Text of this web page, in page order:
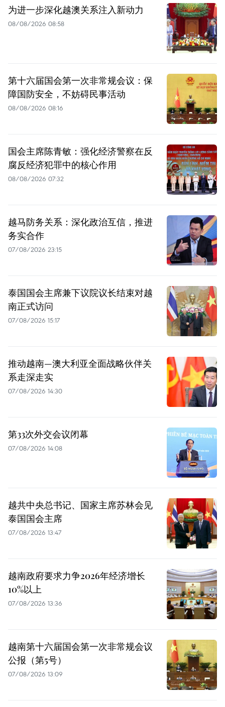
为进一步深化越澳关系注入新动力
08/08/2026 08:58
第十六届国会第一次非常规会议：保
障国防安全，不妨碍民事活动
08/08/2026 08:16
国会主席陈青敏：强化经济警察在反
腐反经济犯罪中的核心作用
08/08/2026 07:32
越马防务关系：深化政治互信，推进
务实合作
07/08/2026 23:15
泰国国会主席兼下议院议长结束对越
南正式访问
07/08/2026 15:17
推动越南—澳大利亚全面战略伙伴关
系走深走实
07/08/2026 14:30
第33次外交会议闭幕
07/08/2026 14:08
越共中央总书记、国家主席苏林会见
泰国国会主席
07/08/2026 13:47
越南政府要求力争2026年经济增长
10%以上
07/08/2026 13:36
越南第十六届国会第一次非常规会议
公报（第5号）
07/08/2026 13:09